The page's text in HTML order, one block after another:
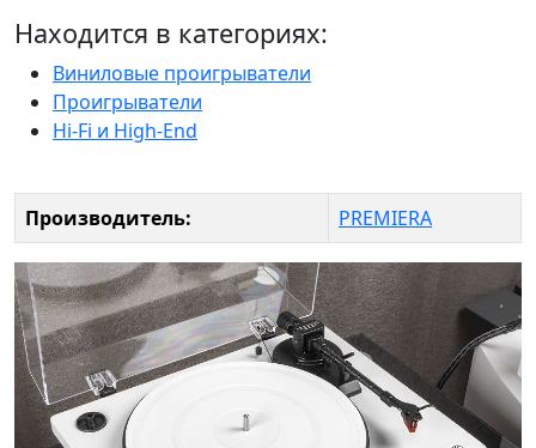
Находится в категориях:
Виниловые проигрыватели
Проигрыватели
Hi-Fi и High-End
Производитель: PREMIERA